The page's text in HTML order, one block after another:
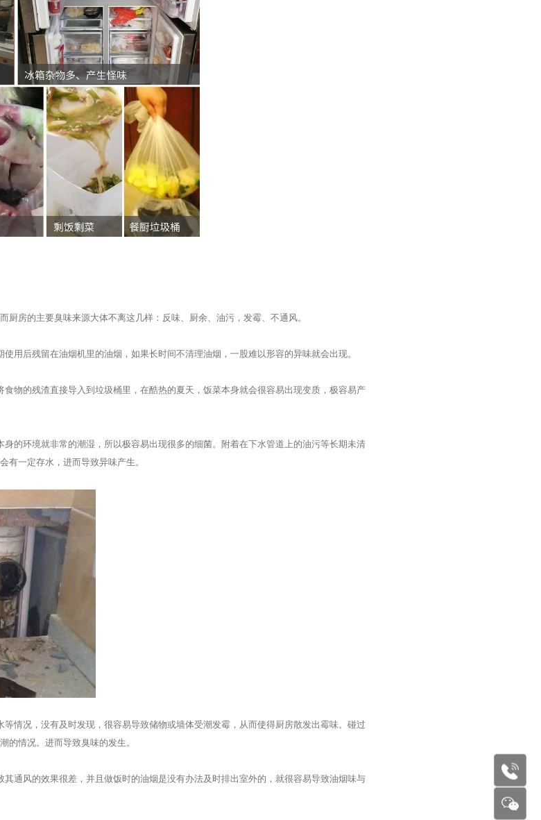
厨房的主要臭味来源大体不离这几样：反味、厨余、油污，发霉、不通风。
用后残留在油烟机里的油烟，如果长时间不清理油烟，一股难以形容的异味就会出现。
物的残渣直接导入到垃圾桶里，在酷热的夏天，饭菜本身就会很容易出现变质，极容易产
的环境就非常的潮湿，所以极容易出现很多的细菌。附着在下水管道上的油污等长期未清
有一定存水，进而导致异味产生。
情况，没有及时发现，很容易导致储物或墙体受潮发霉，从而使得厨房散发出霉味。碰过
的情况。进而导致臭味的发生。
通风的效果很差，并且做饭时的油烟是没有办法及时排出室外的，就很容易导致油烟味与